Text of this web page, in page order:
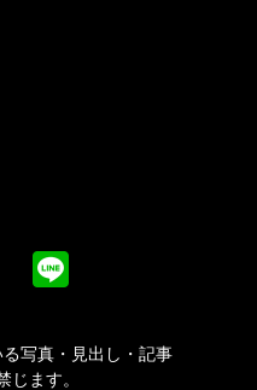
写真・見出し・記事
じます。